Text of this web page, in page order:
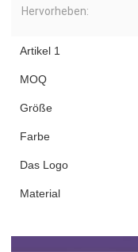
Hervorheben:
Artikel 1
MOQ
Größe
Farbe
Das Logo
Material